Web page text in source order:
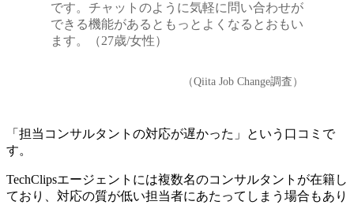
です。チャットのように気軽に問い合わせが
できる機能があるともっとよくなるとおもい
ます。（27歳/女性）
（Qiita Job Change調査）
「担当コンサルタントの対応が遅かった」という口コミで
す。
TechClipsエージェントには複数名のコンサルタントが在籍し
ており、対応の質が低い担当者にあたってしまう場合もあり